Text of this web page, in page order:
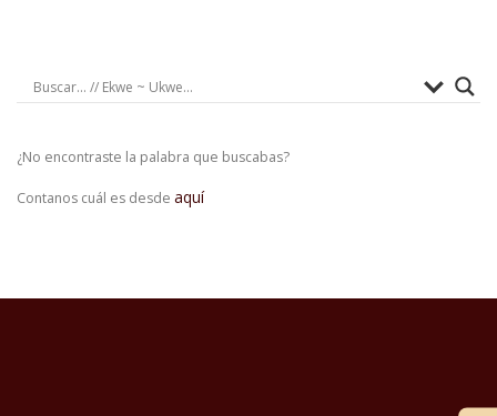
¿No encontraste la palabra que buscabas?
Contanos cuál es desde aquí